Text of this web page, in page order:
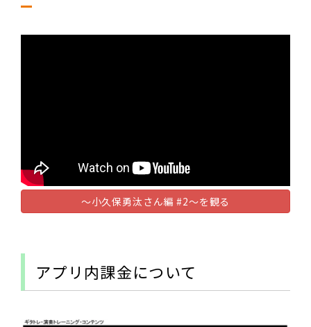
～小久保勇汰さん編 #2～を観る
アプリ内課金について